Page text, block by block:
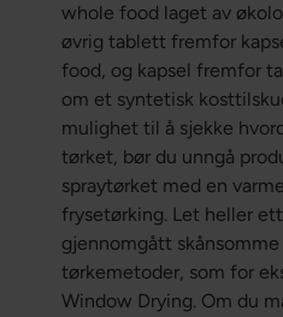
whole food laget av
øvrig tablett fremfor
food, og kapsel fremfor
om et syntetisk
mulighet til å sjekke
tørket, bør du unngå
spraytørket med en
frysetørking. Let heller
gjennomgått skånsomme
tørkemetoder, som for
Window Drying. Om du